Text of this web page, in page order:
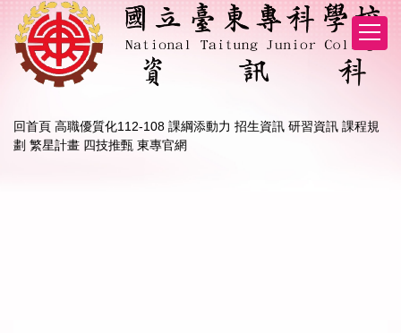
到
主
要
區
回首頁 高職優質化112-108 課綱添動力 招生資訊 研習資訊 課程規
劃 繁星計畫 四技推甄 東專官網